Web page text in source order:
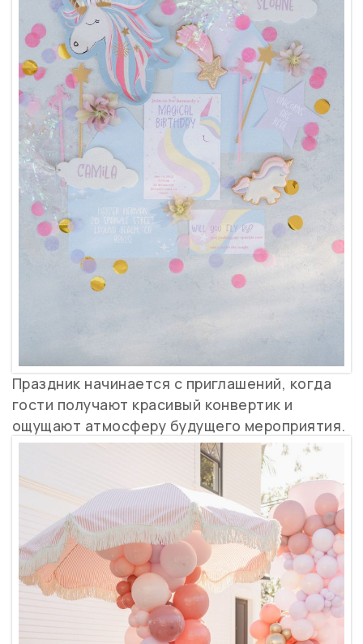
Праздник начинается с приглашений, когда
гости получают красивый конвертик и
ощущают атмосферу будущего мероприятия.